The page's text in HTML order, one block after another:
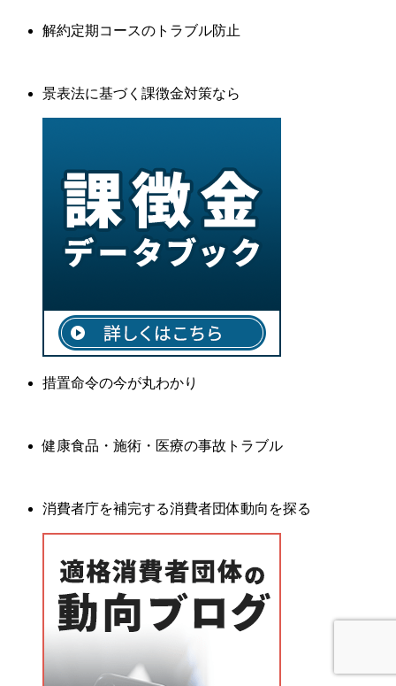
解約定期コースのトラブル防止
景表法に基づく課徴金対策なら
措置命令の今が丸わかり
健康食品・施術・医療の事故トラブル
消費者庁を補完する消費者団体動向を探る